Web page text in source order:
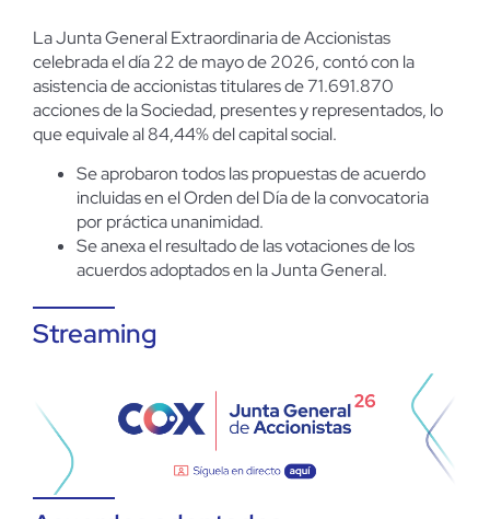
La Junta General Extraordinaria de Accionistas
celebrada el día 22 de mayo de 2026, contó con la
asistencia de accionistas titulares de 71.691.870
acciones de la Sociedad, presentes y representados, lo
que equivale al 84,44% del capital social.
Se aprobaron todos las propuestas de acuerdo
incluidas en el Orden del Día de la convocatoria
por práctica unanimidad.
Se anexa el resultado de las votaciones de los
acuerdos adoptados en la Junta General.
Streaming